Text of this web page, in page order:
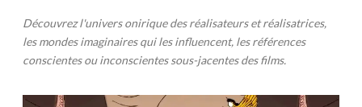
Découvrez l'univers onirique des réalisateurs et réalisatrices,
les mondes imaginaires qui les influencent, les références
conscientes ou inconscientes sous-jacentes des films.